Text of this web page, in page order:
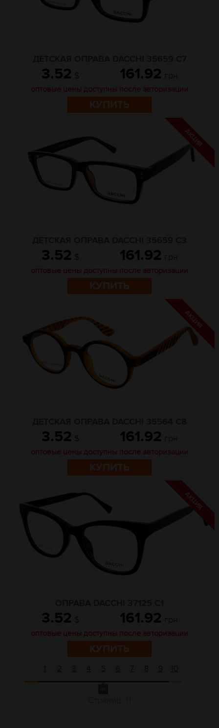
3.52 $ 161.92 грн
оптовые цены доступны после авторизации
КУПИТЬ
3.52 $ 161.92 грн
оптовые цены доступны после авторизации
КУПИТЬ
3.52 $ 161.92 грн
оптовые цены доступны после авторизации
КУПИТЬ
3.52 $ 161.92 грн
оптовые цены доступны после авторизации
КУПИТЬ
2 3 4 5 6 7 8 9 10